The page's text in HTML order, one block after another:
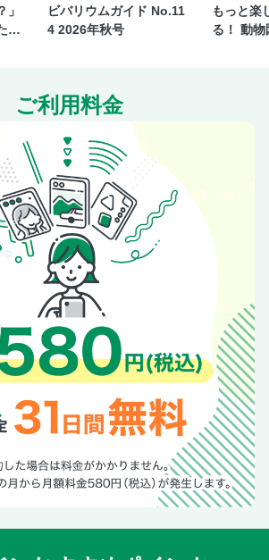
ジ】［よみもの］シンカリオンに へんけ
かんせん★／【くるまのページ】［クイ
】［よみもの］へんけいさせて あそぼう
く のりもの
】［よみもの］ドクターイエローが は
じょうに へんけい!?
［めいろ］ドーナツどろぼうを つかま
［よみもの］おきにいりの 1だいを みつ
ィール
ジ】［よみもの］とれたんず ぬりえコン
ぴょう
】［のりもののひみつ］ブルーイと いっ
りもの じてん
】［シールあそび］シールを はって あつ
・しょうぼうの クルマ
】［とけい］はたらくクルマ なんじに く
ジ】［かず］しんかんせん どれが いちば
報
ものキッズ！
」
い
ビバリウムガイド No.11
4 2026年秋号
もっと楽
る！ 動
ご利用料金